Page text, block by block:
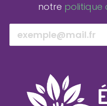
notre politique